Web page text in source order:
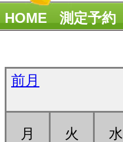
HOME 測定予約
前月
月 火 水